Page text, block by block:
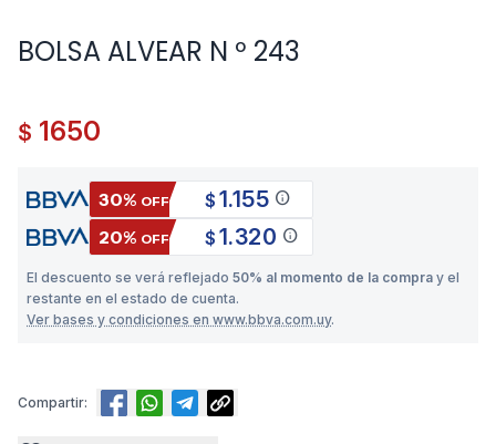
BOLSA ALVEAR N º 243
$ 1650
30% OFF $ 1.155 info
20% OFF $ 1.320 info
El descuento se verá reflejado 50% al momento de la compra y el
restante en el estado de cuenta.
Ver bases y condiciones en www.bbva.com.uy.
Compartir: